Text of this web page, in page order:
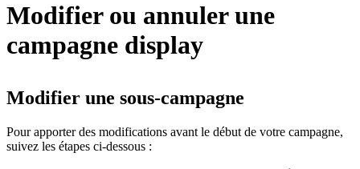
Modifier ou annuler une
campagne display
Modifier une sous-campagne
Pour apporter des modifications avant le début de votre campagne,
suivez les étapes ci-dessous :